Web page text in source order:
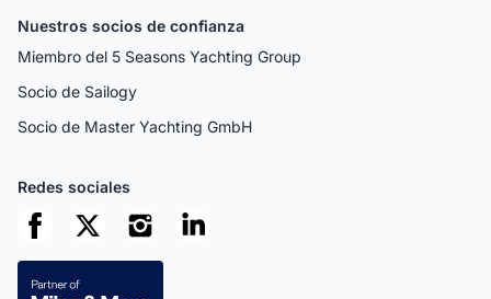
Nuestros socios de confianza
Miembro del 5 Seasons Yachting Group
Socio de Sailogy
Socio de Master Yachting GmbH
Redes sociales